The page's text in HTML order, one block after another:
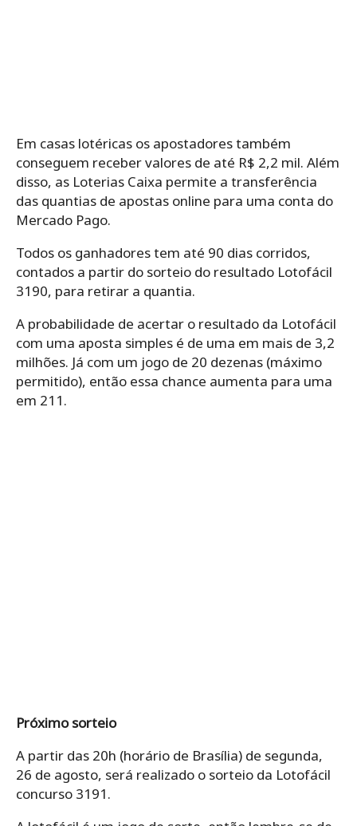
Em casas lotéricas os apostadores também
conseguem receber valores de até R$ 2,2 mil. Além
disso, as Loterias Caixa permite a transferência
das quantias de apostas online para uma conta do
Mercado Pago.
Todos os ganhadores tem até 90 dias corridos,
contados a partir do sorteio do resultado Lotofácil
3190, para retirar a quantia.
A probabilidade de acertar o resultado da Lotofácil
com uma aposta simples é de uma em mais de 3,2
milhões. Já com um jogo de 20 dezenas (máximo
permitido), então essa chance aumenta para uma
em 211.
Próximo sorteio
A partir das 20h (horário de Brasília) de segunda,
26 de agosto, será realizado o sorteio da Lotofácil
concurso 3191.